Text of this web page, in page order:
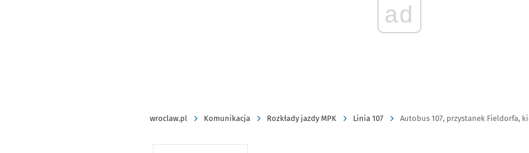
ad
wroclaw.pl Komunikacja Rozkłady jazdy MPK Linia 107 Autobus 107, przystanek Fieldorfa,